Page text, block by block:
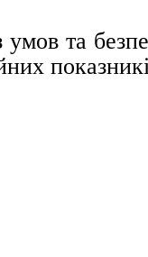
умов та